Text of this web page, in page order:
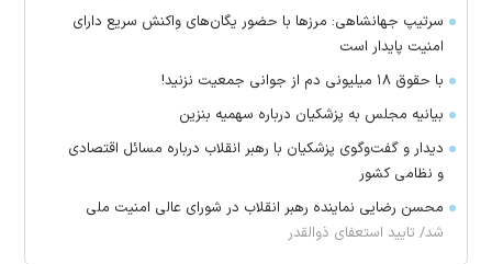
سرتیپ جهانشاهی: مرز‌ها با حضور یگان‌های واکنش سریع دارای
امنیت پایدار است
با حقوق ۱۸ میلیونی دم از جوانی جمعیت نزنید!
بیانیه مجلس به پزشکیان درباره سهمیه بنزین
دیدار و گفت‌وگوی پزشکیان با رهبر انقلاب درباره مسائل اقتصادی
و نظامی کشور
محسن رضایی نماینده رهبر انقلاب در شورای عالی امنیت ملی
شد/ تایید استعفای ذوالقدر